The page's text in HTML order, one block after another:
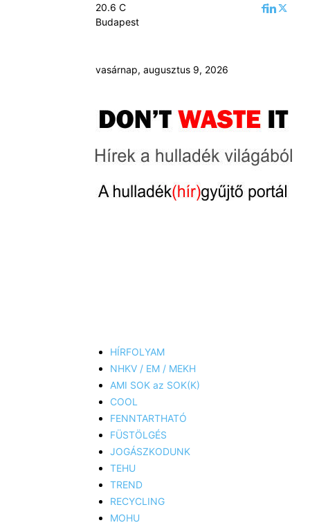
20.6 C
Budapest
vasárnap, augusztus 9, 2026
HÍRFOLYAM
NHKV / EM / MEKH
AMI SOK az SOK(K)
COOL
FENNTARTHATÓ
FÜSTÖLGÉS
JOGÁSZKODUNK
TEHU
TREND
RECYCLING
MOHU